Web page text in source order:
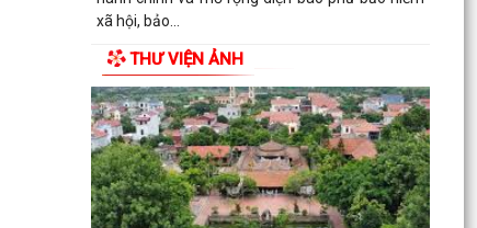
xã hội, bảo...
Công an xã Cẩm Giang: Vận động Nhân dân tự
nguyện giao nộp 02 cá thể động vật hoang dã
THƯ VIỆN ẢNH